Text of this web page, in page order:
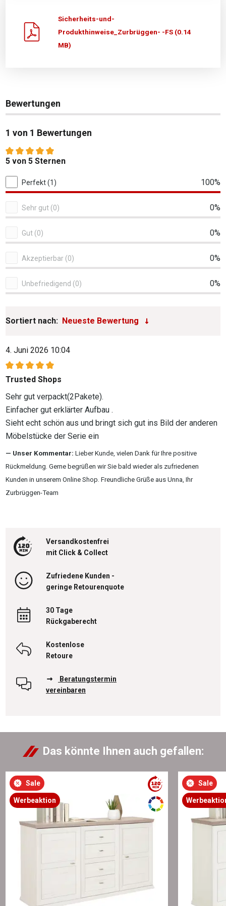
Sicherheits-und-
Produkthinweise_Zurbrüggen- -FS (0.14
MB)
Bewertungen
1 von 1 Bewertungen
Durchschnittliche Bewertung von 5 von 5 Sternen
5 von 5 Sternen
1 von 1 Bewertungen
Perfekt (1) 100%
Sehr gut (0) 0%
Gut (0) 0%
Akzeptierbar (0) 0%
Unbefriedigend (0) 0%
Sortiert nach:
4. Juni 2026 10:04
Bewertung mit 5 von 5 Sternen
Trusted Shops
Sehr gut verpackt(2Pakete).
Einfacher gut erklärter Aufbau .
Sieht echt schön aus und bringt sich gut ins Bild der anderen
Möbelstücke der Serie ein
Unser Kommentar: Lieber Kunde, vielen Dank für Ihre positive
Rückmeldung. Gerne begrüßen wir Sie bald wieder als zufriedenen
Kunden in unserem Online Shop. Freundliche Grüße aus Unna, Ihr
Zurbrüggen-Team
Versandkostenfrei
mit Click & Collect
Zufriedene Kunden -
geringe Retourenquote
30 Tage
Rückgaberecht
Kostenlose
Retoure
Beratungstermin
vereinbaren
Das könnte Ihnen auch gefallen:
Sale
Werbeaktion
Sale